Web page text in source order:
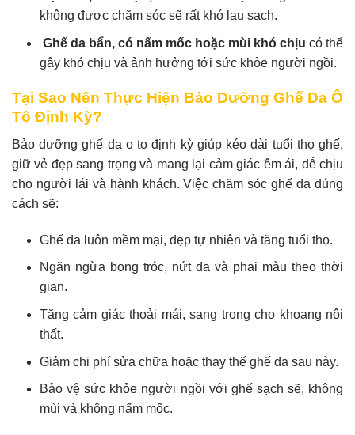
không được chăm sóc sẽ rất khó lau sạch.
Ghế da bẩn, có nấm mốc hoặc mùi khó chịu có thể
gây khó chịu và ảnh hưởng tới sức khỏe người ngồi.
Tại Sao Nên Thực Hiện Bảo Dưỡng Ghế Da Ô
Tô Định Kỳ?
Bảo dưỡng ghế da o to định kỳ giúp kéo dài tuổi thọ ghế,
giữ vẻ đẹp sang trọng và mang lại cảm giác êm ái, dễ chịu
cho người lái và hành khách. Việc chăm sóc ghế da đúng
cách sẽ:
Ghế da luôn mềm mại, đẹp tự nhiên và tăng tuổi thọ.
Ngăn ngừa bong tróc, nứt da và phai màu theo thời
gian.
Tăng cảm giác thoải mái, sang trọng cho khoang nội
thất.
Giảm chi phí sửa chữa hoặc thay thế ghế da sau này.
Bảo vệ sức khỏe người ngồi với ghế sạch sẽ, không
mùi và không nấm mốc.